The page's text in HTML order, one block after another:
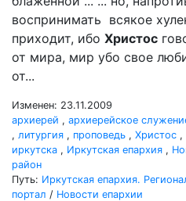
воспринимать всякое
приходит, ибо Христос
от мира, мир убо свое
от...
Изменен: 23.11.2009
архиерей , архиерейское
, литургия , проповедь , Христос ,
иркутска , Иркутская епархия ,
район
Путь: Иркутская епархия.
портал / Новости епархии